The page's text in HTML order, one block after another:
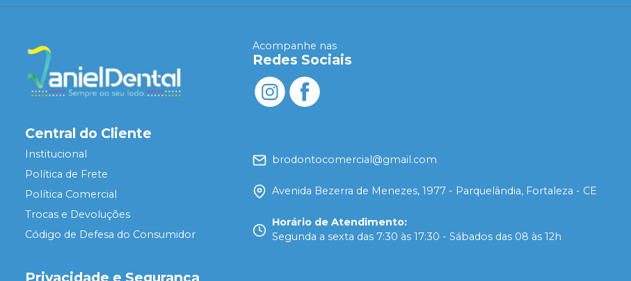
Central do Cliente
Institucional
Política de Frete
Política Comercial
Trocas e Devoluções
Código de Defesa do Consumidor
Privacidade e Segurança
Acompanhe nas
Redes Sociais
brodontocomercial@gmail.com
Avenida Bezerra de Menezes, 1977 - Parquelândia, Fortaleza - CE
Horário de Atendimento:
Segunda a sexta das 7:30 às 17:30 - Sábados das 08 às 12h